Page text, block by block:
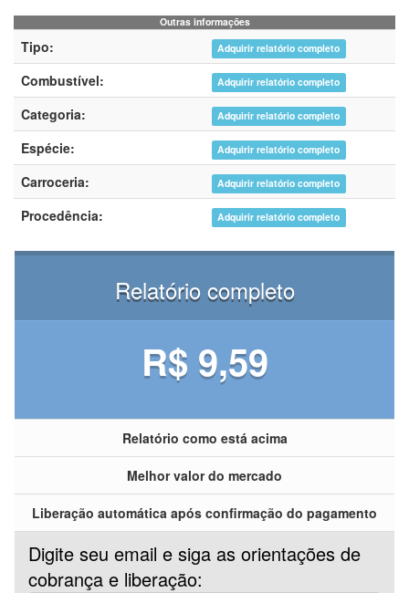
Outras informações
Tipo: Adquirir relatório completo
Combustível: Adquirir relatório completo
Categoria: Adquirir relatório completo
Espécie: Adquirir relatório completo
Carroceria: Adquirir relatório completo
Procedência: Adquirir relatório completo
Relatório completo
R$ 9,59
Relatório como está acima
Melhor valor do mercado
Liberação automática após confirmação do pagamento
Digite seu email e siga as orientações de
cobrança e liberação: